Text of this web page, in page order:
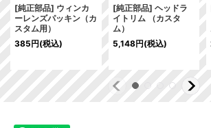
[純正部品] ウィンカ
ーレンズパッキン（カ
スタム用）
385円(税込)
[純正部品] ヘッドラ
イトリム （カスタ
ム）
5,148円(税込)